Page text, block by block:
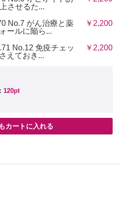
させるた...
No.7 がん治療と薬
ールに陥ら...
￥2,200
No.12 免疫チェッ
えておき...
￥2,200
120pt
カートに入れる